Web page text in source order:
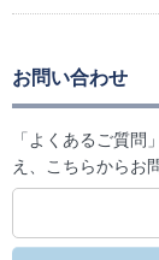
お問い合わせ
「よくあるご質問
え、こちらからお